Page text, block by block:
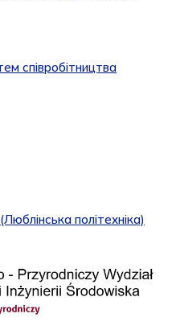
співробітництва
політехніка)